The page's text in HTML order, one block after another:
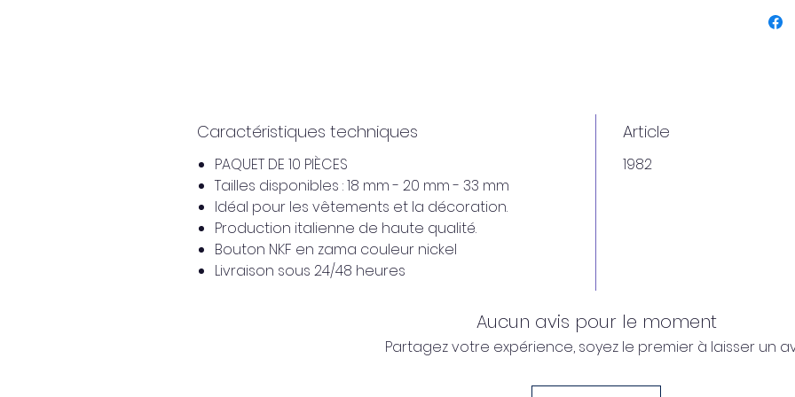
Caractéristiques techniques
PAQUET DE 10 PIÈCES
Tailles disponibles : 18 mm - 20 mm - 33 mm
Idéal pour les vêtements et la décoration.
Production italienne de haute qualité.
Bouton NKF en zama couleur nickel
Livraison sous 24/48 heures
Article
1982
Aucun avis pour le moment
Partagez votre expérience, soyez le premier à laisser un